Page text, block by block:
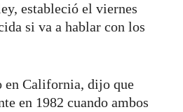
estableció el viernes
si va a hablar con los
en California, dijo que
en 1982 cuando ambos